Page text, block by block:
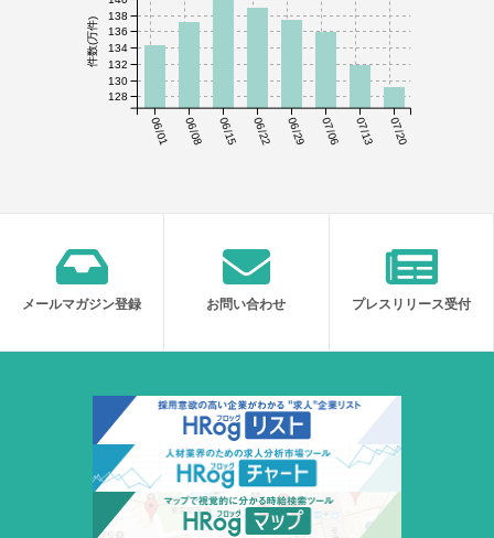
06/01 06/08 06/15 06/22 06/29 07/06 07/13 07/20
件数(万件)
128
130
132
134
136
138
メールマガジン登録 お問い合わせ プレスリリース受付